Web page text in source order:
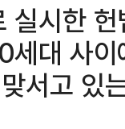
시한
대 사이
서고 있